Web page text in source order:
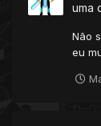
uma
Não
eu